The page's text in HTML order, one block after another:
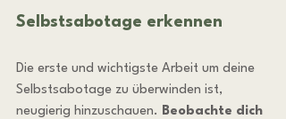
Selbstsabotage erkennen
Die erste und wichtigste Arbeit um deine
Selbstsabotage zu überwinden ist,
neugierig hinzuschauen. Beobachte dich